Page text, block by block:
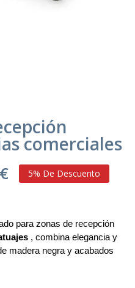
comerciales
5% De Descuento
para zonas de recepción
, combina elegancia y
madera negra y acabados